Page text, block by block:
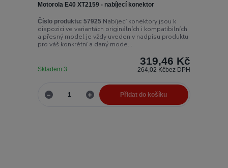
Motorola E40 XT2159 - nabíjecí konektor
Číslo produktu: 57925 Nabíjecí konektory jsou k
dispozici ve variantách originálních i kompatibilních
a přesný model je vždy uveden v nadpisu produktu
pro váš konkrétní a daný mode...
319,46 Kč
264,02 Kčbez DPH
Skladem 3
Přidat do košíku